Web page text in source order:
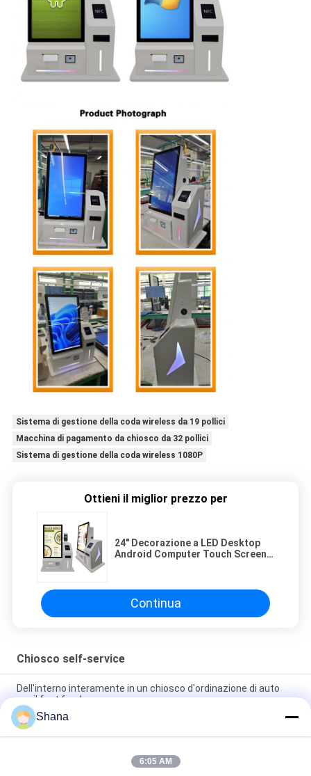
Sistema di gestione della coda wireless da 19 pollici
Macchina di pagamento da chiosco da 32 pollici
Sistema di gestione della coda wireless 1080P
Ottieni il miglior prezzo per
24" Decorazione a LED Desktop
Android Computer Touch Screen
Continua
Chiosco self-service
Dell'interno interamente in un chiosco d'ordinazione di auto
per il fast food
Chiosco Self Service JCVISION con Schermo Touch e Lettore
di Codici a Barre per Ordinazioni Autonome
Chiosco per la gestione delle code da 19 pollici e 21,5 pollici,
Shana
6:05 AM